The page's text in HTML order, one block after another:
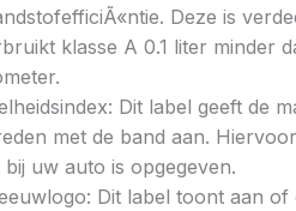
Deze is
klasse A 0.1 liter minder
Dit label geeft de
met de band aan.
bij uw auto is opgegeven.
Dit label toont aan